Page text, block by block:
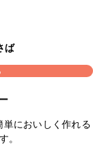
ば
単においしく作れる
。